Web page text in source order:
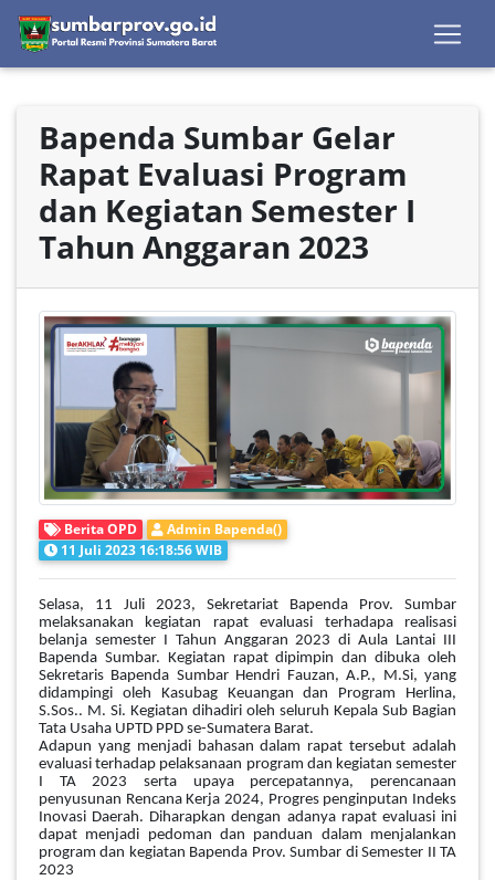
Bapenda Sumbar Gelar
Rapat Evaluasi Program
dan Kegiatan Semester I
Tahun Anggaran 2023
Berita OPD
Admin Bapenda()
11 Juli 2023 16:18:56 WIB
Selasa, 11 Juli 2023, Sekretariat Bapenda Prov. Sumbar
melaksanakan kegiatan rapat evaluasi terhadapa realisasi
belanja semester I Tahun Anggaran 2023 di Aula Lantai III
Bapenda Sumbar. Kegiatan rapat dipimpin dan dibuka oleh
Sekretaris Bapenda Sumbar Hendri Fauzan, A.P., M.Si, yang
didampingi oleh Kasubag Keuangan dan Program Herlina,
S.Sos.. M. Si. Kegiatan dihadiri oleh seluruh Kepala Sub Bagian
Tata Usaha UPTD PPD se-Sumatera Barat.
Adapun yang menjadi bahasan dalam rapat tersebut adalah
evaluasi terhadap pelaksanaan program dan kegiatan semester
I TA 2023 serta upaya percepatannya, perencanaan
penyusunan Rencana Kerja 2024, Progres penginputan Indeks
Inovasi Daerah. Diharapkan dengan adanya rapat evaluasi ini
dapat menjadi pedoman dan panduan dalam menjalankan
program dan kegiatan Bapenda Prov. Sumbar di Semester II TA
2023